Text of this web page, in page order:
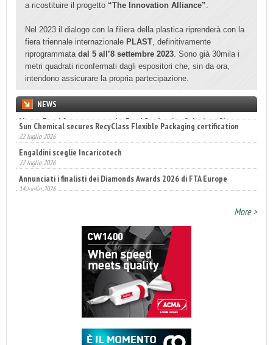
a ricostituire il progetto “The Innovation Alliance”
Nel 2023 il dialogo con la filiera della plastica riprenderà con la
fiera triennale internazionale PLAST , definitivamente
riprogrammata dal 5 all’8 settembre 2023 . Sono già 30mila i
metri quadrati riconfermati dagli espositori che, sin da ora,
intendono assicurare la propria partecipazione.
NEWS
Sun Chemical secures RecyClass Flexible Packaging certification
22 luglio 2026
Engaldini sceglie Incaricotech
22 luglio 2026
Annunciati i finalisti dei Diamonds Awards 2026 di FTA Europe
14 luglio 2026
More >